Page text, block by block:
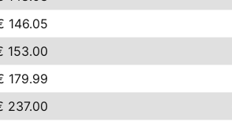
146.05
153.00
179.99
237.00